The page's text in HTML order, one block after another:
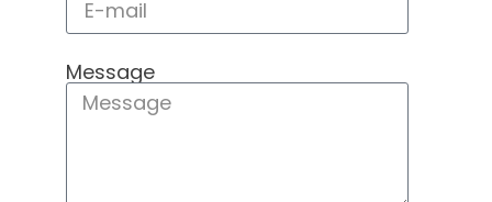
Message